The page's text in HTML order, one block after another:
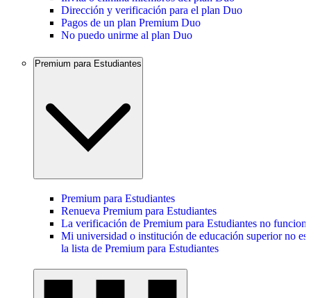
Dirección y verificación para el plan Duo
Pagos de un plan Premium Duo
No puedo unirme al plan Duo
Premium para Estudiantes
Premium para Estudiantes
Renueva Premium para Estudiantes
La verificación de Premium para Estudiantes no funciona
Mi universidad o institución de educación superior no
la lista de Premium para Estudiantes